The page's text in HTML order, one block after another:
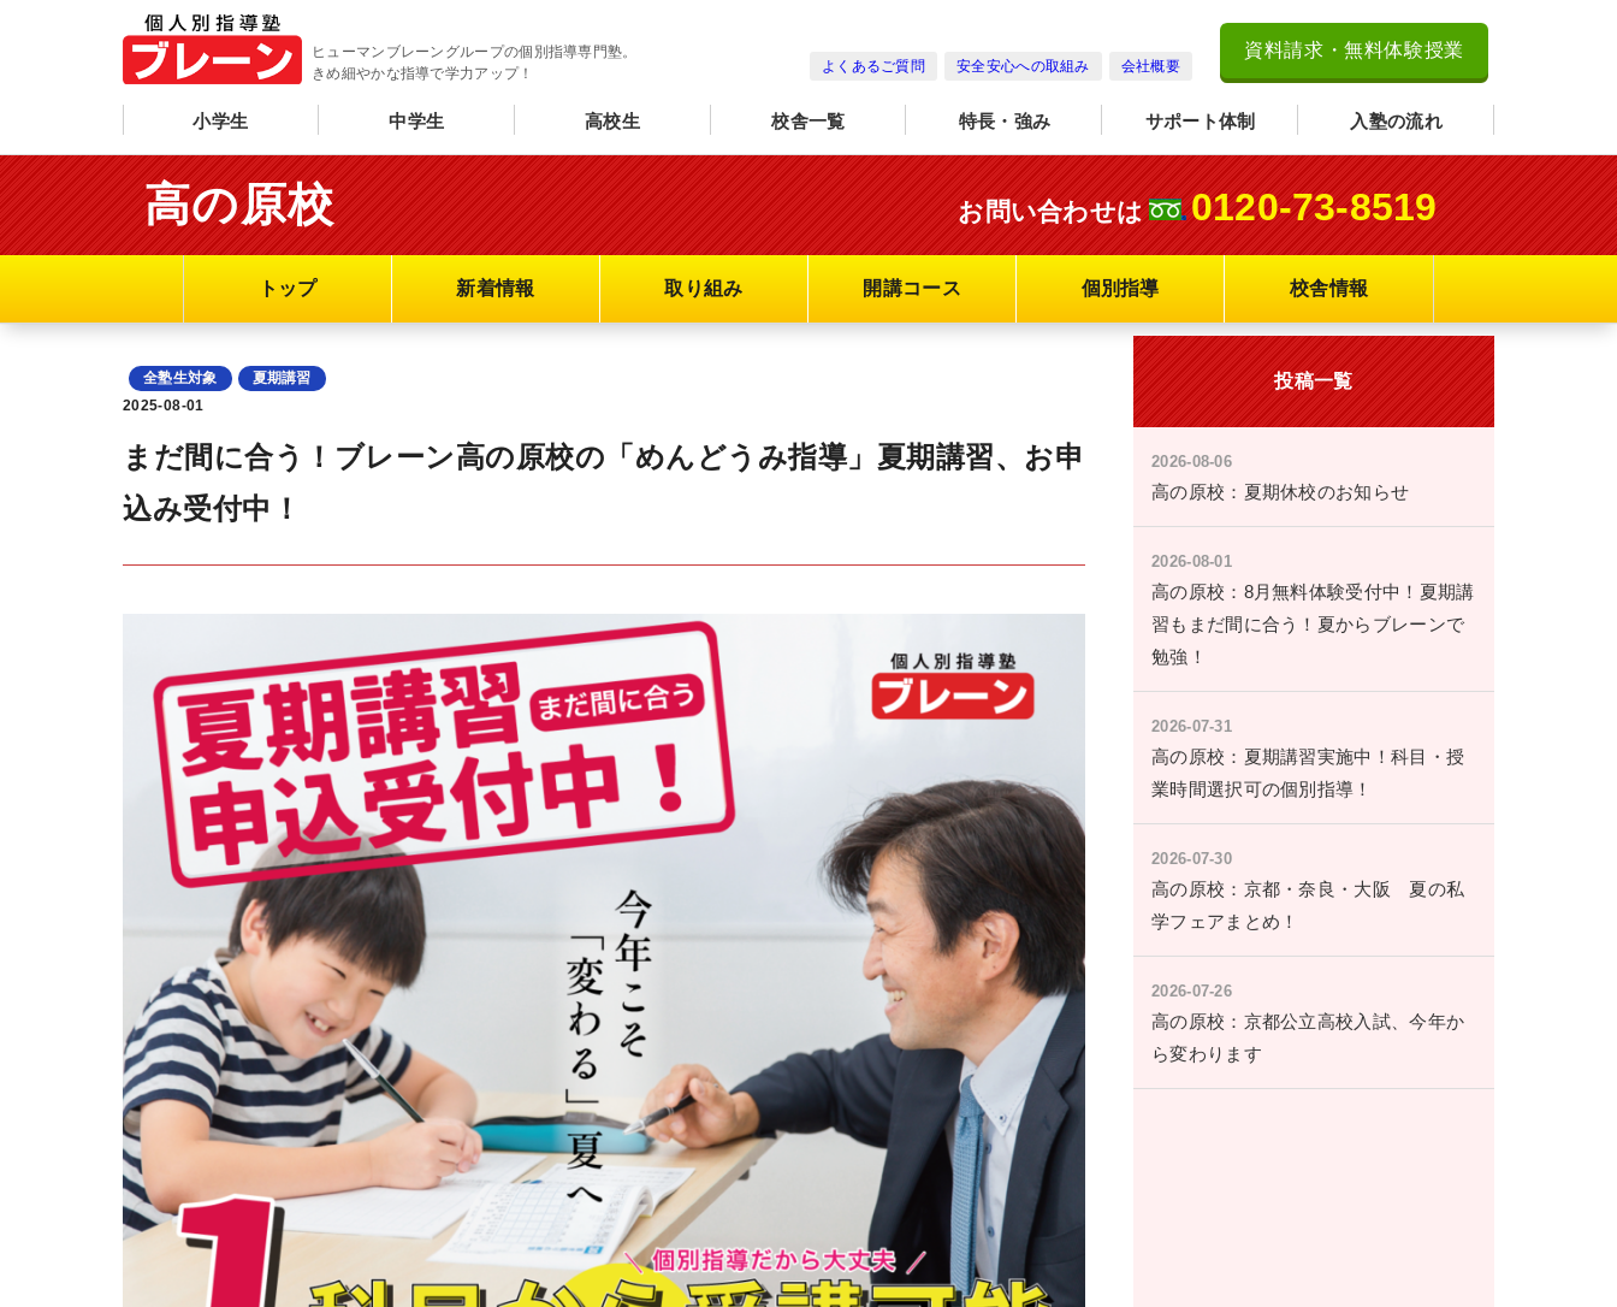
ヒューマンブレーングループの個別指導専門塾。
きめ細やかな指導で学力アップ！
よくあるご質問 安全安心への取組み 会社概要
資料請求・無料体験授業
小学生 中学生 高校生 校舎一覧 特長・強み サポート体制 入塾の流れ
高の原校 お問い合わせは 0120-73-8519
トップ 新着情報 取り組み 開講コース 個別指導 校舎情報
全塾生対象
夏期講習
2025-08-01
まだ間に合う！ブレーン高の原校の「めんどうみ指導」夏期講習、お申
込み受付中！
投稿一覧
2026-08-06
高の原校：夏期休校のお知らせ
2026-08-01
高の原校：8月無料体験受付中！夏期講
習もまだ間に合う！夏からブレーンで
勉強！
2026-07-31
高の原校：夏期講習実施中！科目・授
業時間選択可の個別指導！
2026-07-30
高の原校：京都・奈良・大阪 夏の私
学フェアまとめ！
2026-07-26
高の原校：京都公立高校入試、今年か
ら変わります